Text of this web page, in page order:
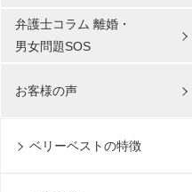
弁護士コラム 離婚・
男女問題SOS
お客様の声
ベリーベストの特徴